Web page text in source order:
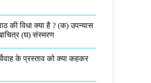
की विधा क्या है ? (क) उपन्यास
(घ) संस्मरण​
के प्रस्ताव को क्या कहकर